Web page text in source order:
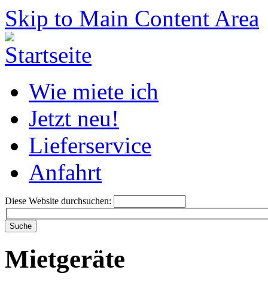
Skip to Main Content Area
Wie miete ich
Jetzt neu!
Lieferservice
Anfahrt
Diese Website durchsuchen:
Mietgeräte